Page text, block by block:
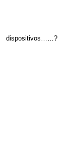
dispositivos……?